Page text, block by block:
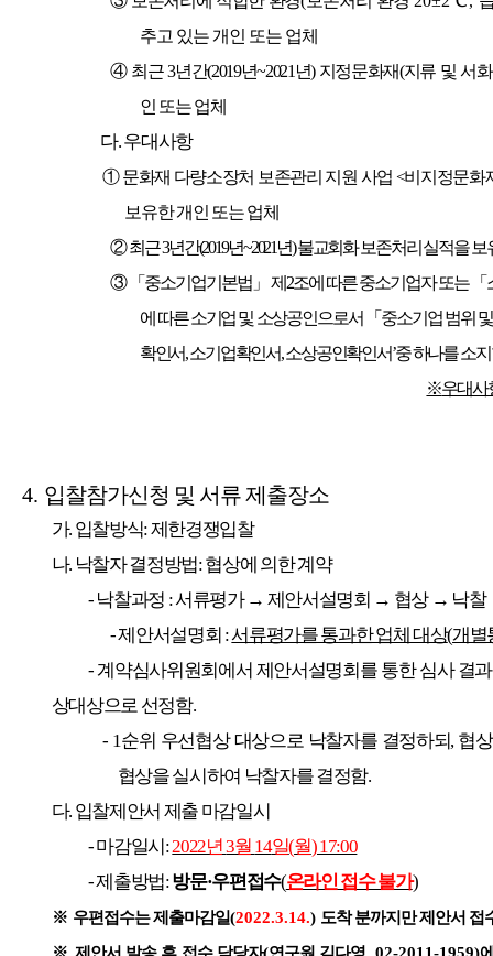
추고 있는 개인 또는 업체
④ 최근3년간(2019년~2021 년) 지정문화재(지류 및 서
인 또는 업체
다.우대사항
①문화재 다량소장처 보존관리 지원 사업 <비지정문화
보유한 개인 또는 업체
②최근3년간(2019년~2021년)불교회화 보존처리 실적을 보
③ 「 중소기업기본법」 제 2조에 따른 중소기업자 또는 「
에 따른 소기업 및 소상공인으로서
「 중소기업 범위
확인서,소기업확인서,소상공인확인서’중 하나를 소
※우대사
4. 입찰참가신청 및 서류 제출장소
가. 입찰방식:제한경쟁입찰
나. 낙찰자 결정방법:협상에 의한 계약
- 낙찰과정 :서류평가 → 제안서설명회 → 협상 → 낙찰
-제안서설명회 :서류평가를 통과한 업체 대상(개별
-계약심사위원회에서 제안서설명회를 통한 심사 결
상대상으로 선정함.
- 1순위 우선협상 대상으로 낙찰자를 결정하되, 협
협상을 실시하여 낙찰자를 결정함.
다. 입찰제안서 제출 마감일시
-마감일시:2022년3월 14일(월) 17:00
-제출방법:방문·우편접수(온라인 접수 불가)
※ 우편접수는 제출마감일(2022.3.14.) 도착 분까지만 제안서 접